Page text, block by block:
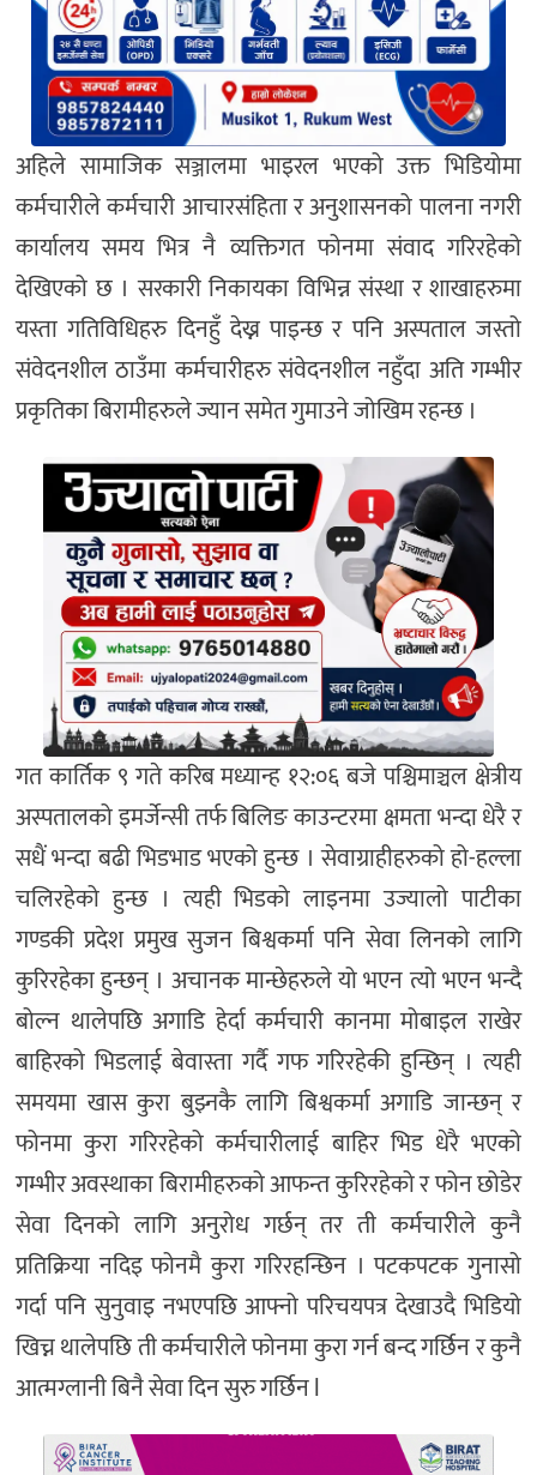
अहिले सामाजिक सञ्जालमा भाइरल भएको उक्त भिडियोमा
कर्मचारीले कर्मचारी आचारसंहिता र अनुशासनको पालना नगरी
कार्यालय समय भित्र नै व्यक्तिगत फोनमा संवाद गरिरहेको
देखिएको छ । सरकारी निकायका विभिन्न संस्था र शाखाहरुमा
यस्ता गतिविधिहरु दिनहुँ देख्न पाइन्छ र पनि अस्पताल जस्तो
संवेदनशील ठाउँमा कर्मचारीहरु संवेदनशील नहुँदा अति गम्भीर
प्रकृतिका बिरामीहरुले ज्यान समेत गुमाउने जोखिम रहन्छ ।
गत कार्तिक ९ गते करिब मध्यान्ह १२:०६ बजे पश्चिमाञ्चल क्षेत्रीय
अस्पतालको इमर्जेन्सी तर्फ बिलिङ काउन्टरमा क्षमता भन्दा धेरै र
सधैं भन्दा बढी भिडभाड भएको हुन्छ । सेवाग्राहीहरुको हो-हल्ला
चलिरहेको हुन्छ । त्यही भिडको लाइनमा उज्यालो पाटीका
गण्डकी प्रदेश प्रमुख सुजन बिश्वकर्मा पनि सेवा लिनको लागि
कुरिरहेका हुन्छन् । अचानक मान्छेहरुले यो भएन त्यो भएन भन्दै
बोल्न थालेपछि अगाडि हेर्दा कर्मचारी कानमा मोबाइल राखेर
बाहिरको भिडलाई बेवास्ता गर्दै गफ गरिरहेकी हुन्छिन् । त्यही
समयमा खास कुरा बुझ्नकै लागि बिश्वकर्मा अगाडि जान्छन् र
फोनमा कुरा गरिरहेको कर्मचारीलाई बाहिर भिड धेरै भएको
गम्भीर अवस्थाका बिरामीहरुको आफन्त कुरिरहेको र फोन छोडेर
सेवा दिनको लागि अनुरोध गर्छन् तर ती कर्मचारीले कुनै
प्रतिक्रिया नदिइ फोनमै कुरा गरिरहन्छिन । पटकपटक गुनासो
गर्दा पनि सुनुवाइ नभएपछि आफ्नो परिचयपत्र देखाउदै भिडियो
खिच्न थालेपछि ती कर्मचारीले फोनमा कुरा गर्न बन्द गर्छिन र कुनै
आत्मग्लानी बिनै सेवा दिन सुरु गर्छिन l